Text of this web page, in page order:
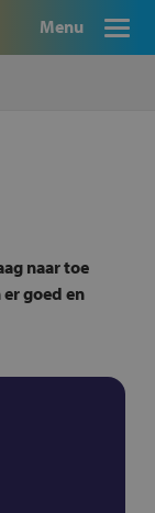
Menu
naar toe
goed en